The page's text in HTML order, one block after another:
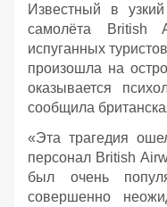
Известный в
самолёта British
испуганных
произошла на
оказывается
сообщила
«Эта трагедия
персонал British
был очень
совершенно